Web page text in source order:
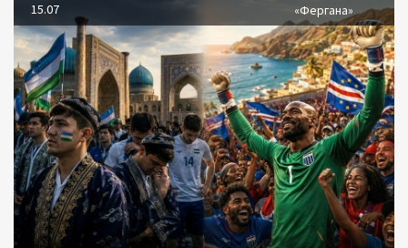
15.07 «Фергана»